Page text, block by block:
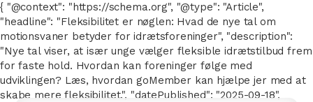
{ "@context": "https://schema.org", "@type": "Article",
"headline": "Fleksibilitet er nøglen: Hvad de nye tal om
motionsvaner betyder for idrætsforeninger", "description":
"Nye tal viser, at især unge vælger fleksible idrætstilbud frem
for faste hold. Hvordan kan foreninger følge med
udviklingen? Læs, hvordan goMember kan hjælpe jer med at
skabe mere fleksibilitet.", "datePublished": "2025-09-18",